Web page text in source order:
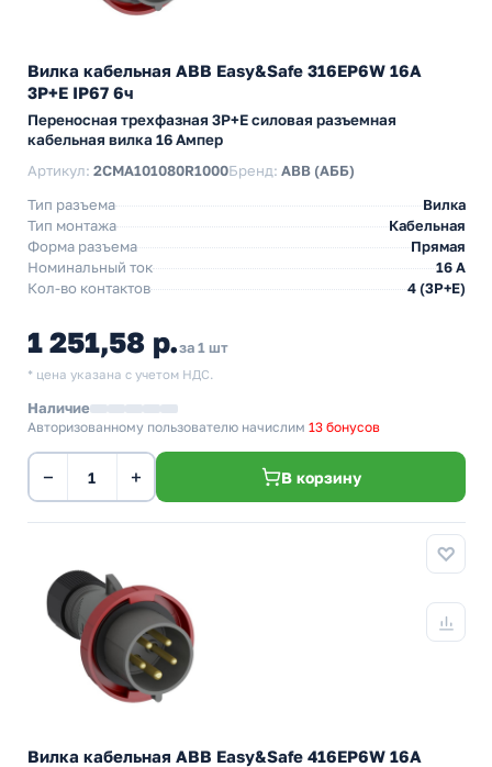
Вилка кабельная ABB Easy&Safe 316EP6W 16А
3P+E IP67 6ч
Переносная трехфазная 3P+E силовая разъемная
кабельная вилка 16 Ампер
Артикул: 2CMA101080R1000Бренд: ABB (АББ)
Тип разъема
Вилка
Тип монтажа
Кабельная
Форма разъема
Прямая
Номинальный ток
16 А
Кол-во контактов
4 (3P+E)
1 251,58 р.за 1 шт
* цена указана с учетом НДС.
Наличие
Авторизованному пользователю начислим 13 бонусов
− + В корзину
Вилка кабельная ABB Easy&Safe 416EP6W 16А